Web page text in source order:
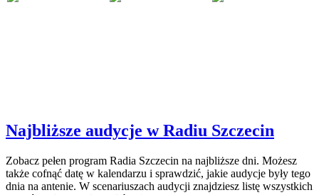
Najbliższe audycje w Radiu Szczecin
Zobacz pełen program Radia Szczecin na najbliższe dni. Możesz
także cofnąć datę w kalendarzu i sprawdzić, jakie audycje były tego
dnia na antenie. W scenariuszach audycji znajdziesz listę wszystkich